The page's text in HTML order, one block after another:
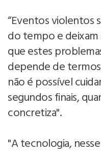
“Eventos violentos
do tempo e deixam
que estes
depende de
não é possível
segundos finais,
concretiza".
"A tecnologia,